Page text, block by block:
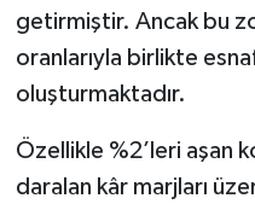
getirmiştir. Ancak bu
oranlarıyla birlikte
oluşturmaktadır.
Özellikle %2’leri aşan
daralan kâr marjları